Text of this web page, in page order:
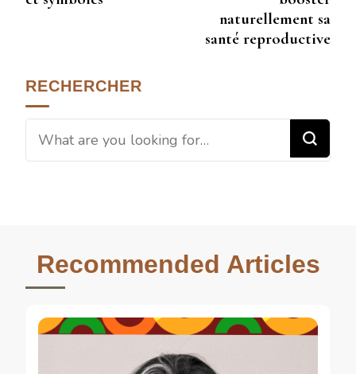
naturellement sa
santé reproductive
RECHERCHER
Recommended Articles